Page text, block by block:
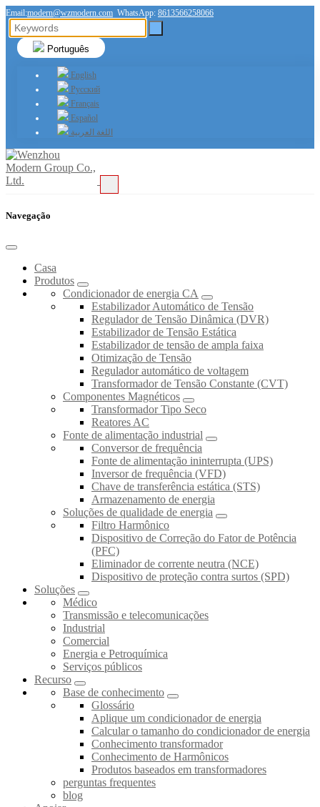
Email:modern@wzmodern.com WhatsApp: 8613566258066
Português
English
Русский
Français
Español
اللغة العربية
Navegação
Casa
Produtos
Condicionador de energia CA
Estabilizador Automático de Tensão
Regulador de Tensão Dinâmica (DVR)
Estabilizador de Tensão Estática
Estabilizador de tensão de ampla faixa
Otimização de Tensão
Regulador automático de voltagem
Transformador de Tensão Constante (CVT)
Componentes Magnéticos
Transformador Tipo Seco
Reatores AC
Fonte de alimentação industrial
Conversor de frequência
Fonte de alimentação ininterrupta (UPS)
Inversor de frequência (VFD)
Chave de transferência estática (STS)
Armazenamento de energia
Soluções de qualidade de energia
Filtro Harmônico
Dispositivo de Correção do Fator de Potência
(PFC)
Eliminador de corrente neutra (NCE)
Dispositivo de proteção contra surtos (SPD)
Soluções
Médico
Transmissão e telecomunicações
Industrial
Comercial
Energia e Petroquímica
Serviços públicos
Recurso
Base de conhecimento
Glossário
Aplique um condicionador de energia
Calcular o tamanho do condicionador de energia
Conhecimento transformador
Conhecimento de Harmônicos
Produtos baseados em transformadores
perguntas frequentes
blog